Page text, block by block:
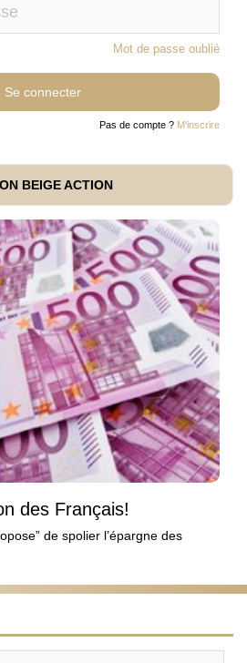
Mot de passe oublié
Pas de compte ? M'inscrire
BEIGE ACTION
des Français!
de spolier l’épargne des